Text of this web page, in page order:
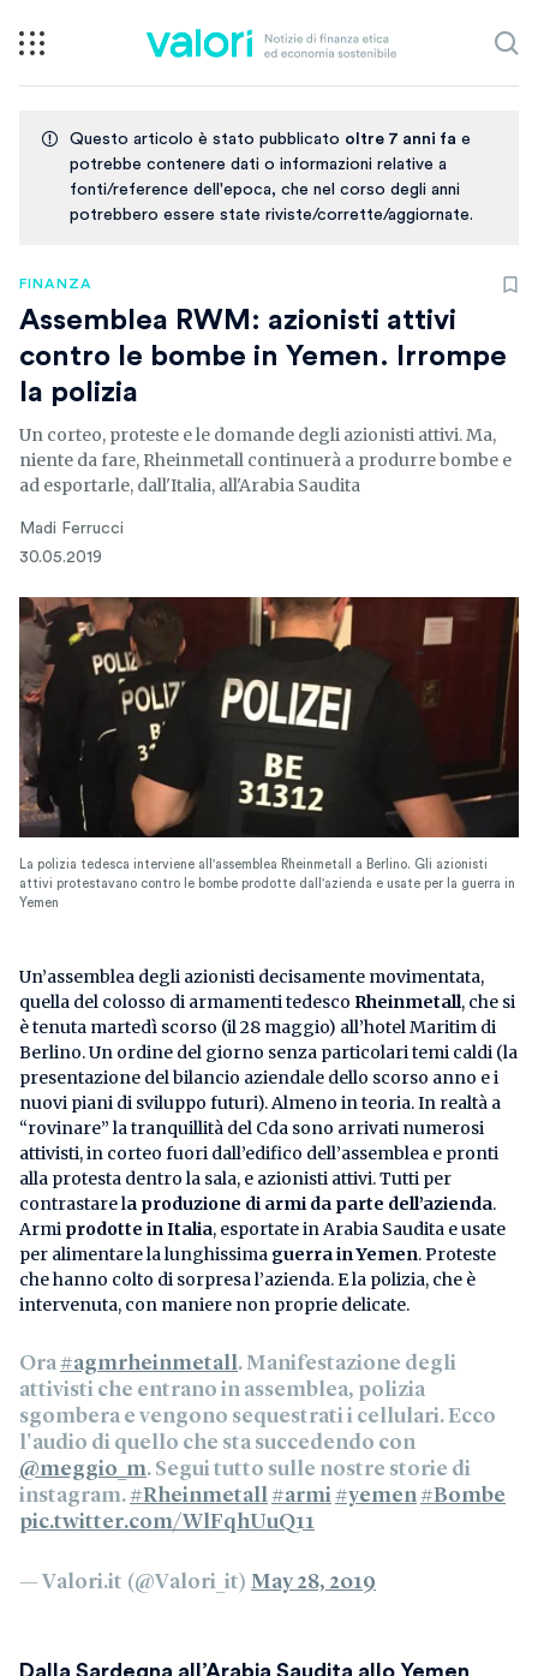
Questo articolo è stato pubblicato oltre 7 anni fa e
potrebbe contenere dati o informazioni relative a
fonti/reference dell'epoca, che nel corso degli anni
potrebbero essere state riviste/corrette/aggiornate.
FINANZA
Assemblea RWM: azionisti attivi
contro le bombe in Yemen. Irrompe
la polizia
Un corteo, proteste e le domande degli azionisti attivi. Ma,
niente da fare, Rheinmetall continuerà a produrre bombe e
ad esportarle, dall'Italia, all'Arabia Saudita
Madi Ferrucci
30.05.2019
La polizia tedesca interviene all'assemblea Rheinmetall a Berlino. Gli azionisti
attivi protestavano contro le bombe prodotte dall'azienda e usate per la guerra in
Yemen
Un’assemblea degli azionisti decisamente movimentata,
quella del colosso di armamenti tedesco Rheinmetall, che si
è tenuta martedì scorso (il 28 maggio) all’hotel Maritim di
Berlino. Un ordine del giorno senza particolari temi caldi (la
presentazione del bilancio aziendale dello scorso anno e i
nuovi piani di sviluppo futuri). Almeno in teoria. In realtà a
“rovinare” la tranquillità del Cda sono arrivati numerosi
attivisti, in corteo fuori dall’edifico dell’assemblea e pronti
alla protesta dentro la sala, e azionisti attivi. Tutti per
contrastare la produzione di armi da parte dell’azienda.
Armi prodotte in Italia, esportate in Arabia Saudita e usate
per alimentare la lunghissima guerra in Yemen. Proteste
che hanno colto di sorpresa l’azienda. E la polizia, che è
intervenuta, con maniere non proprie delicate.
Ora#agmrheinmetall. Manifestazione degli
attivisti che entrano in assemblea, polizia
sgombera e vengono sequestrati i cellulari. Ecco
l'audio di quello che sta succedendo con
@meggio_m. Segui tutto sulle nostre storie di
instagram.#Rheinmetall#armi#yemen#Bombe
pic.twitter.com/WlFqhUuQ11
— Valori.it (@Valori_it) May 28, 2019
Dalla Sardegna all’Arabia Saudita allo Yemen